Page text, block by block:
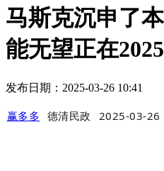
马斯克沉申了
能无望正在
发布日期：2025-03-26 10:41
赢多多 德清民政 2025-03-26